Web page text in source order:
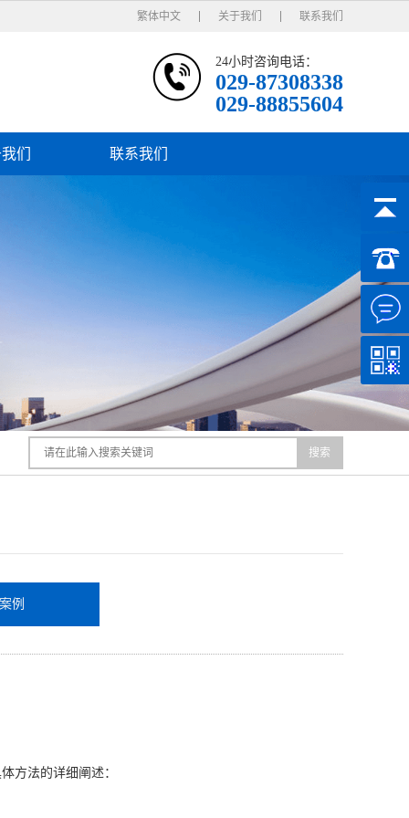
繁体中文 关于我们 联系我们
24小时咨询电话：
029-87308338
029-88855604
们 联系我们
搜索
例
方法的详细阐述：